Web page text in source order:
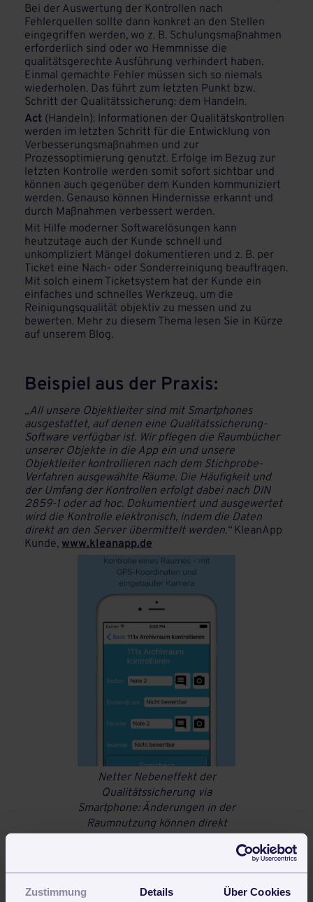
Zustimmung Details Über Cookies
Bei der Auswertung der Kontrollen nach
Fehlerquellen sollte dann konkret an den Stellen
eingegriffen werden, wo z. B. Schulungsmaßnahmen
erforderlich sind oder wo Hemmnisse die
qualitätsgerechte Ausführung verhindert haben.
Einmal gemachte Fehler müssen sich so niemals
wiederholen. Das führt zum letzten Punkt bzw.
Schritt der Qualitätssicherung: dem Handeln.
Act (Handeln): Informationen der Qualitätskontrollen
werden im letzten Schritt für die Entwicklung von
Verbesserungsmaßnahmen und zur
Prozessoptimierung genutzt. Erfolge im Bezug zur
letzten Kontrolle werden somit sofort sichtbar und
können auch gegenüber dem Kunden kommuniziert
werden. Genauso können Hindernisse erkannt und
durch Maßnahmen verbessert werden.
Mit Hilfe moderner Softwarelösungen kann
heutzutage auch der Kunde schnell und
unkompliziert Mängel dokumentieren und z. B. per
Ticket eine Nach- oder Sonderreinigung beauftragen.
Mit solch einem Ticketsystem hat der Kunde ein
einfaches und schnelles Werkzeug, um die
Reinigungsqualität objektiv zu messen und zu
bewerten. Mehr zu diesem Thema lesen Sie in Kürze
auf unserem Blog.
Beispiel aus der Praxis:
„All unsere Objektleiter sind mit Smartphones
ausgestattet, auf denen eine Qualitätssicherung-
Software verfügbar ist. Wir pflegen die Raumbücher
unserer Objekte in die App ein und unsere
Objektleiter kontrollieren nach dem Stichprobe-
Verfahren ausgewählte Räume. Die Häufigkeit und
der Umfang der Kontrollen erfolgt dabei nach DIN
2859-1 oder ad hoc. Dokumentiert und ausgewertet
wird die Kontrolle elektronisch, indem die Daten
direkt an den Server übermittelt werden.“ KleanApp
Kunde, www.kleanapp.de
Netter Nebeneffekt der
Qualitätssicherung via
Smartphone: Änderungen in der
Raumnutzung können direkt
dem aktuellen Stand.